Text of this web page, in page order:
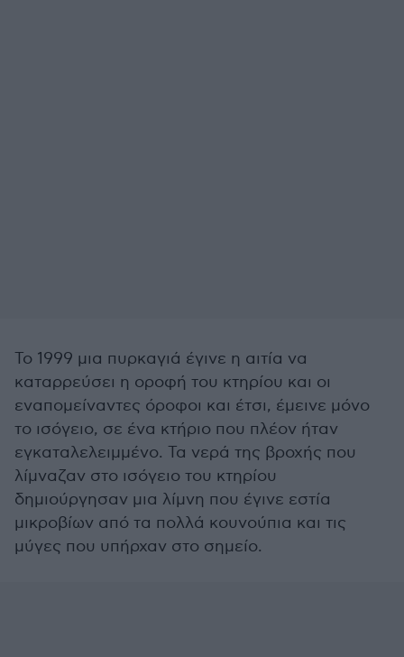
Το 1999 μια πυρκαγιά έγινε η αιτία να
καταρρεύσει η οροφή του κτηρίου και οι
εναπομείναντες όροφοι και έτσι, έμεινε μόνο
το ισόγειο, σε ένα κτήριο που πλέον ήταν
εγκαταλελειμμένο. Τα νερά της βροχής που
λίμναζαν στο ισόγειο του κτηρίου
δημιούργησαν μια λίμνη που έγινε εστία
μικροβίων από τα πολλά κουνούπια και τις
μύγες που υπήρχαν στο σημείο.